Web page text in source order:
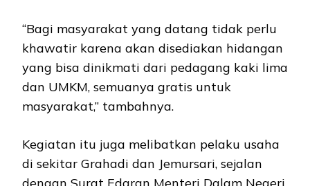
“Bagi masyarakat yang datang tidak perlu
khawatir karena akan disediakan hidangan
yang bisa dinikmati dari pedagang kaki lima
dan UMKM, semuanya gratis untuk
masyarakat,” tambahnya.
Kegiatan itu juga melibatkan pelaku usaha
di sekitar Grahadi dan Jemursari, sejalan